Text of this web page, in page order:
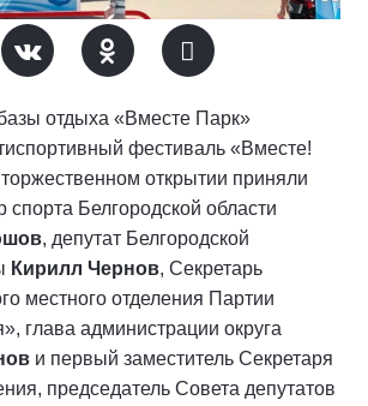
отдыха «Вместе Парк»
фестиваль «Вместе!
открытии приняли
спорта Белгородской области
, депутат Белгородской
Кирилл Чернов, Секретарь
местного отделения Партии
глава администрации округа
и первый заместитель Секретаря
председатель Совета депутатов